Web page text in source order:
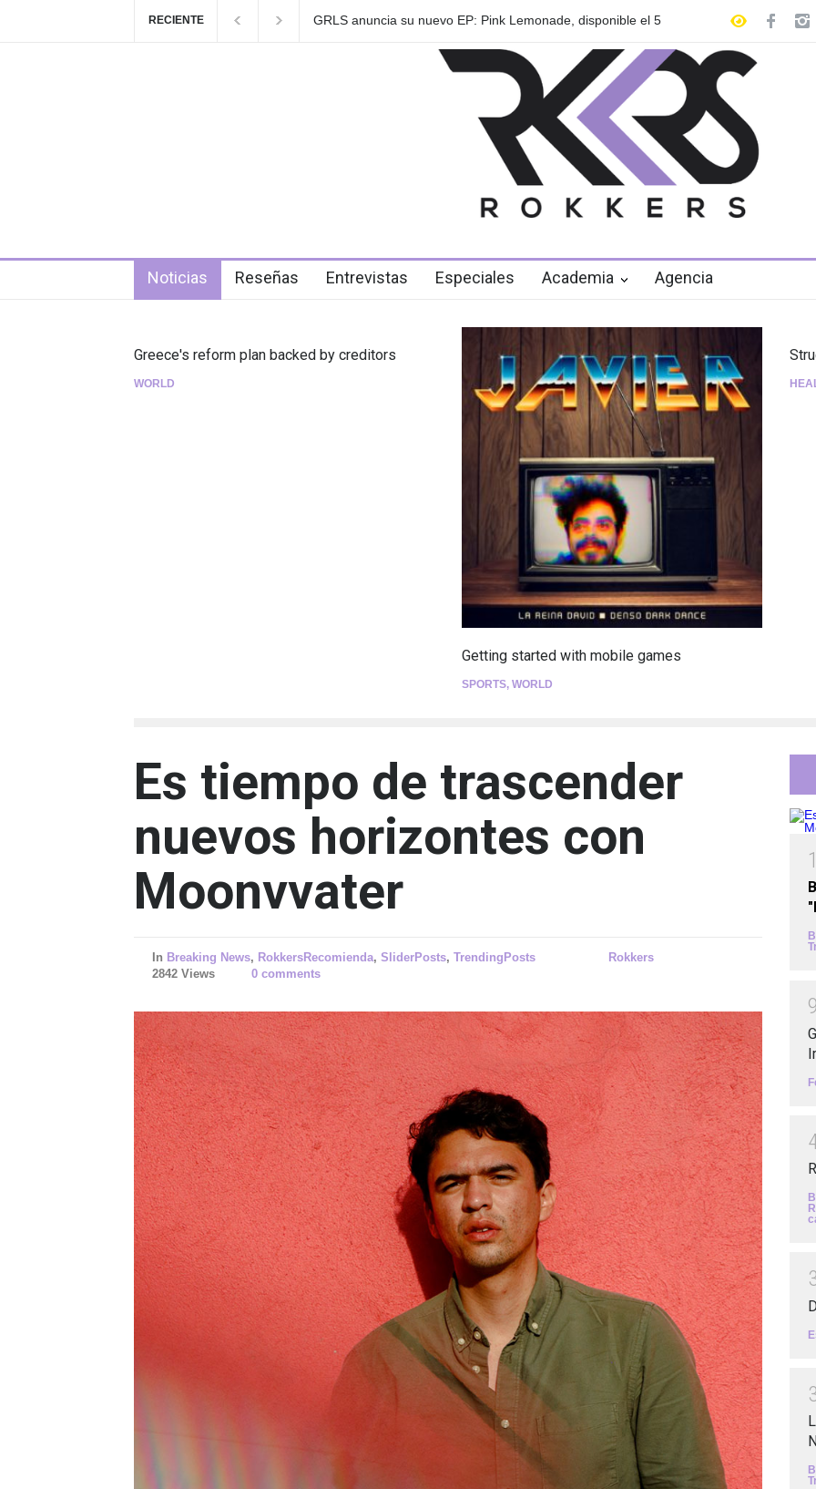
RECIENTE
Las Fokin Biches anuncian su gira internacional "Fuga Tour
Playlist Dale Mixx
Noticias Reseñas Entrevistas Especiales Academia Agencia
Greece's reform plan backed by creditors
WORLD
Getting started with mobile games
SPORTS, WORLD
Es tiempo de trascender
nuevos horizontes con
Moonvvater
In Breaking News, RokkersRecomienda, SliderPosts, TrendingPosts
Rokkers
2842 Views
0 comments
1
9